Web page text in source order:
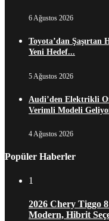
6 Ağustos 2026
Toyota’dan
Yeni Hedef...
5 Ağustos 2026
Audi’den Elektrikli
Verimli Modeli
4 Ağustos 2026
Popüler Haberler
1
2026 Chery Tiggo
Modern, Hibrit